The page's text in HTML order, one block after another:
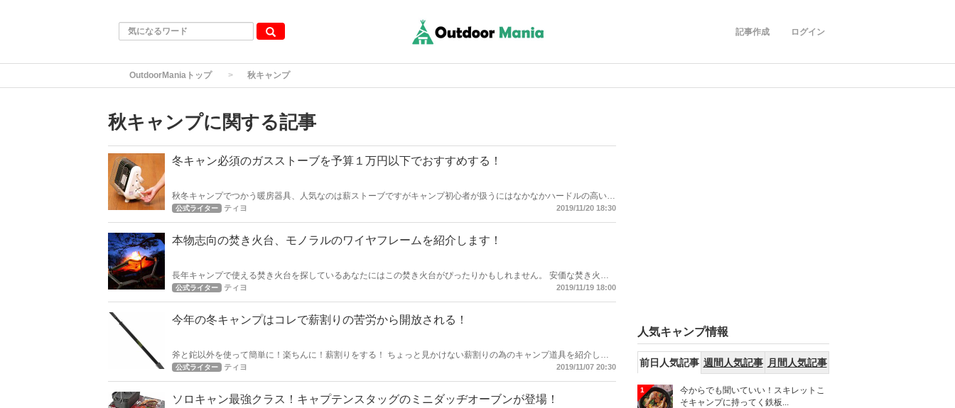
記事作成 ログイン
OutdoorManiaトップ 秋キャンプ
秋キャンプに関する記事
冬キャン必須のガスストーブを予算１万円以下でおすすめする！
秋冬キャンプでつかう暖房器具、人気なのは薪ストーブですがキャンプ初心者が扱うにはなかなかハードルの高い暖
房器具でもあります。 今回は、秋冬キャンプデビューで使うのに最適な暖房器具を紹介したいとおもいます。
公式ライター ティヨ 2019/11/20 18:30
本物志向の焚き火台、モノラルのワイヤフレームを紹介します！
長年キャンプで使える焚き火台を探しているあなたにはこの焚き火台がぴったりかもしれません。 安価な焚き火台
も今はクオリティが高くよいモノが多いのですが、少しグレードアップして本物志向な焚き火台へのバージョンアッ
公式ライター ティヨ 2019/11/19 18:00
今年の冬キャンプはコレで薪割りの苦労から開放される！
斧と鉈以外を使って簡単に！楽ちんに！薪割りをする！ ちょっと見かけない薪割りの為のキャンプ道具を紹介しま
す。
公式ライター ティヨ 2019/11/07 20:30
ソロキャン最強クラス！キャプテンスタッグのミニダッヂオーブンが登場！
人気キャンプ情報
前日人気記事 週間人気記事 月間人気記事
1
今からでも聞いていい！スキレットこ
そキャンプに持ってく鉄板...